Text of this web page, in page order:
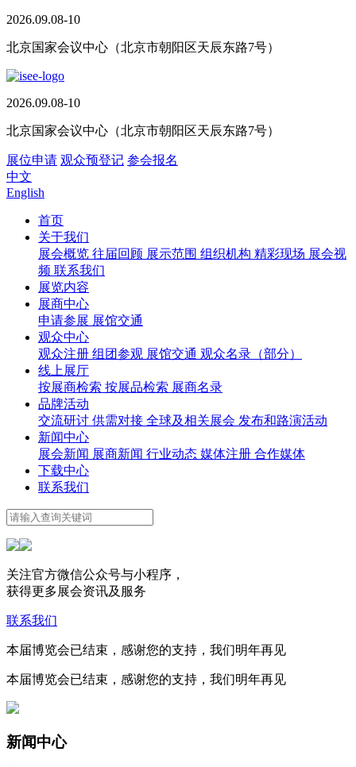
2026.09.08-10
北京国家会议中心（北京市朝阳区天辰东路7号）
2026.09.08-10
北京国家会议中心（北京市朝阳区天辰东路7号）
展位申请 观众预登记 参会报名
中文
English
首页
关于我们
展会概览 往届回顾 展示范围 组织机构 精彩现场 展会视
频 联系我们
展览内容
展商中心
申请参展 展馆交通
观众中心
观众注册 组团参观 展馆交通 观众名录（部分）
线上展厅
按展商检索 按展品检索 展商名录
品牌活动
交流研讨 供需对接 全球及相关展会 发布和路演活动
新闻中心
展会新闻 展商新闻 行业动态 媒体注册 合作媒体
下载中心
联系我们
关注官方微信公众号与小程序，
获得更多展会资讯及服务
联系我们
本届博览会已结束，感谢您的支持，我们明年再见
本届博览会已结束，感谢您的支持，我们明年再见
新闻中心